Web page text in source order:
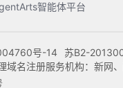
智能体平台
号-14 苏B2-
名注册服务机构：新网